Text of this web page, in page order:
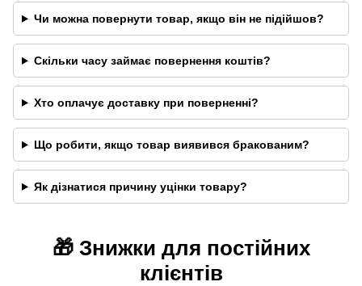
Чи можна повернути товар, якщо він не підійшов?
Скільки часу займає повернення коштів?
Хто оплачує доставку при поверненні?
Що робити, якщо товар виявився бракованим?
Як дізнатися причину уцінки товару?
🎁 Знижки для постійних
клієнтів